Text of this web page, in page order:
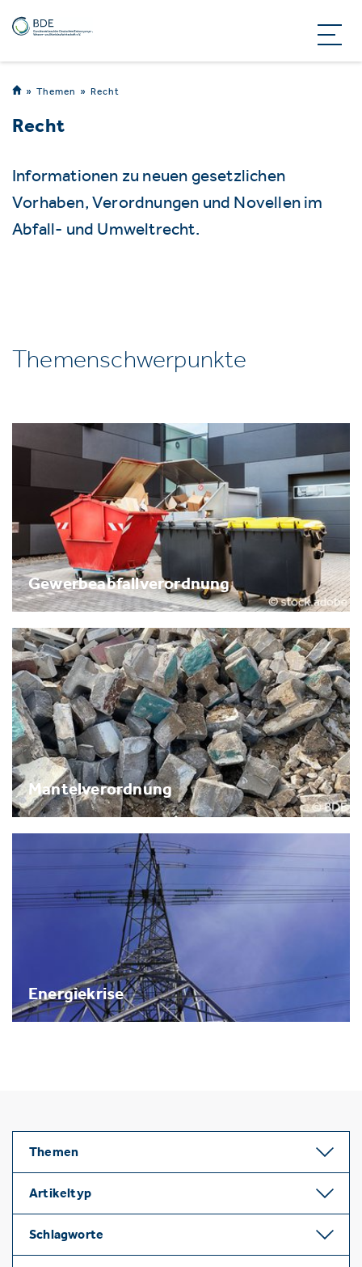
Themen Recht
Recht
Informationen zu neuen gesetzlichen
Vorhaben, Verordnungen und Novellen im
Abfall- und Umweltrecht.
Themenschwerpunkte
Gewerbeabfallverordnung
Mantelverordnung
Energiekrise
Themen
Artikeltyp
Schlagworte